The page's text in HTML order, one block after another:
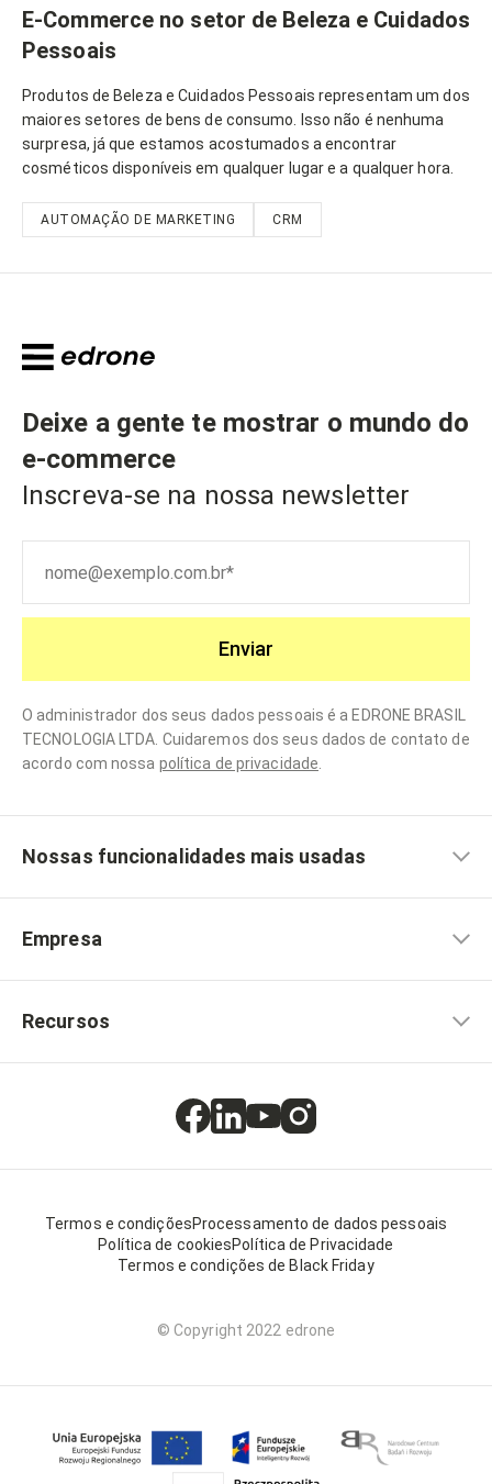
E-Commerce no setor de Beleza e Cuidados
Pessoais
Produtos de Beleza e Cuidados Pessoais representam um dos
maiores setores de bens de consumo. Isso não é nenhuma
surpresa, já que estamos acostumados a encontrar
cosméticos disponíveis em qualquer lugar e a qualquer hora.
AUTOMAÇÃO DE MARKETING CRM
Deixe a gente te mostrar o mundo do
e-commerce
Inscreva-se na nossa newsletter
Enviar
O administrador dos seus dados pessoais é a EDRONE BRASIL
TECNOLOGIA LTDA. Cuidaremos dos seus dados de contato de
acordo com nossa política de privacidade.
Nossas funcionalidades mais usadas
Empresa
Recursos
Termos e condiçõesProcessamento de dados pessoais
Política de cookiesPolítica de Privacidade
Termos e condições de Black Friday
© Copyright 2022 edrone